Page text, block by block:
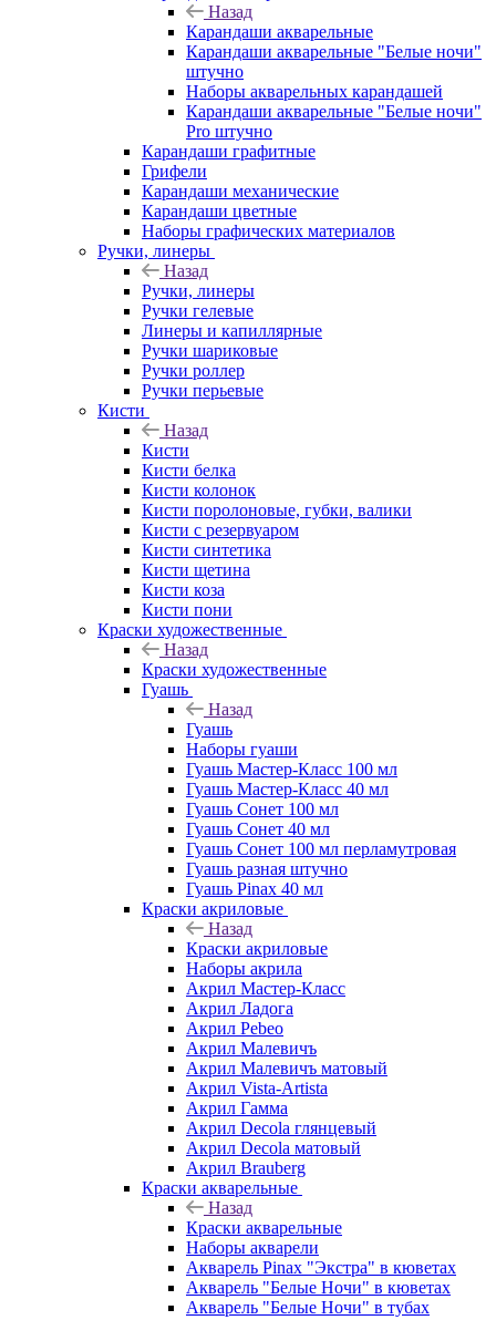
Назад
Карандаши акварельные
Карандаши акварельные "Белые ночи"
штучно
Наборы акварельных карандашей
Карандаши акварельные "Белые ночи"
Pro штучно
Карандаши графитные
Грифели
Карандаши механические
Карандаши цветные
Наборы графических материалов
Ручки, линеры
Назад
Ручки, линеры
Ручки гелевые
Линеры и капиллярные
Ручки шариковые
Ручки роллер
Ручки перьевые
Кисти
Назад
Кисти
Кисти белка
Кисти колонок
Кисти поролоновые, губки, валики
Кисти с резервуаром
Кисти синтетика
Кисти щетина
Кисти коза
Кисти пони
Краски художественные
Назад
Краски художественные
Гуашь
Назад
Гуашь
Наборы гуаши
Гуашь Мастер-Класс 100 мл
Гуашь Мастер-Класс 40 мл
Гуашь Сонет 100 мл
Гуашь Сонет 40 мл
Гуашь Сонет 100 мл перламутровая
Гуашь разная штучно
Гуашь Pinax 40 мл
Краски акриловые
Назад
Краски акриловые
Наборы акрила
Акрил Мастер-Класс
Акрил Ладога
Акрил Pebeo
Акрил Малевичъ
Акрил Малевичъ матовый
Акрил Vista-Artista
Акрил Гамма
Акрил Decola глянцевый
Акрил Decola матовый
Акрил Brauberg
Краски акварельные
Назад
Краски акварельные
Наборы акварели
Акварель Pinax "Экстра" в кюветах
Акварель "Белые Ночи" в кюветах
Акварель "Белые Ночи" в тубах